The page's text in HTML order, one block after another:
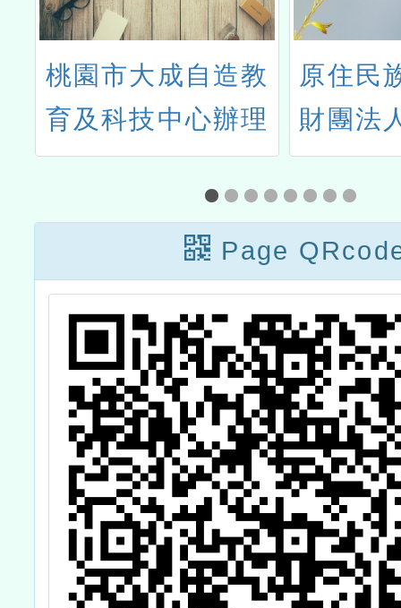
桃園市大成自造教
育及科技中心辦理
113年10月份教師
原住民
財團法
語言研
會委
「113
住民族
證
Page